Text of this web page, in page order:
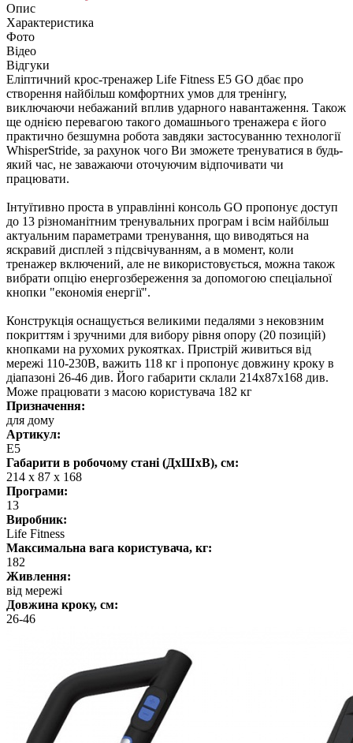
Опис
Характеристика
Фото
Відео
Відгуки
Еліптичний крос-тренажер Life Fitness E5 GO дбає про
створення найбільш комфортних умов для тренінгу,
виключаючи небажаний вплив ударного навантаження. Також
ще однією перевагою такого домашнього тренажера є його
практично безшумна робота завдяки застосуванню технології
WhisperStride, за рахунок чого Ви зможете тренуватися в будь-
який час, не заважаючи оточуючим відпочивати чи
працювати.
Інтуїтивно проста в управлінні консоль GO пропонує доступ
до 13 різноманітним тренувальних програм і всім найбільш
актуальним параметрами тренування, що виводяться на
яскравий дисплей з підсвічуванням, а в момент, коли
тренажер включений, але не використовується, можна також
вибрати опцію енергозбереження за допомогою спеціальної
кнопки "економія енергії".
Конструкція оснащується великими педалями з нековзним
покриттям і зручними для вибору рівня опору (20 позицій)
кнопками на рухомих рукоятках. Пристрій живиться від
мережі 110-230В, важить 118 кг і пропонує довжину кроку в
діапазоні 26-46 див. Його габарити склали 214х87х168 див.
Може працювати з масою користувача 182 кг
Призначення:
для дому
Артикул:
E5
Габарити в робочому стані (ДхШхВ), см:
214 х 87 х 168
Програми:
13
Виробник:
Life Fitness
Максимальна вага користувача, кг:
182
Живлення:
від мережі
Довжина кроку, см:
26-46